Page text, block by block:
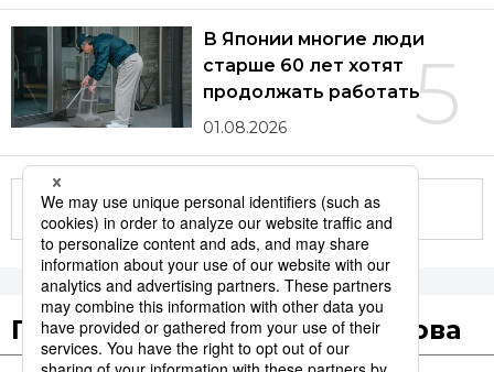
5
В Японии многие люди
старше 60 лет хотят
продолжать работать
01.08.2026
Другие статьи по теме
Популярные поисковые слова